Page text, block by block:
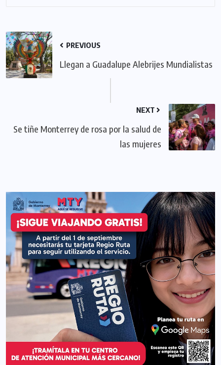
PREVIOUS
Llegan a Guadalupe Alebrijes Mundialistas
NEXT
Se tiñe Monterrey de rosa por la salud de
las mujeres